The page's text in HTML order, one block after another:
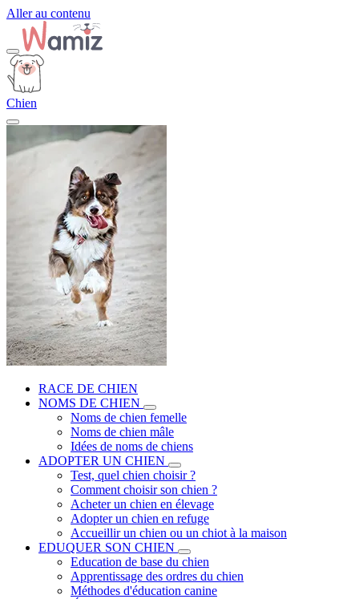
Aller au contenu
Chien
RACE DE CHIEN
NOMS DE CHIEN
Noms de chien femelle
Noms de chien mâle
Idées de noms de chiens
ADOPTER UN CHIEN
Test, quel chien choisir ?
Comment choisir son chien ?
Acheter un chien en élevage
Adopter un chien en refuge
Accueillir un chien ou un chiot à la maison
EDUQUER SON CHIEN
Education de base du chien
Apprentissage des ordres du chien
Méthodes d'éducation canine